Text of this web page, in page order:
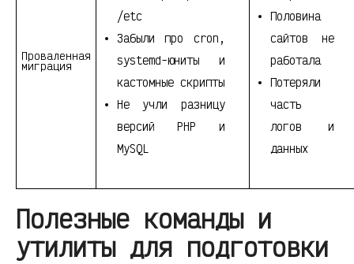
Проваленная
миграция
/etc
Забыли про cron,
systemd-юниты и
кастомные скрипты
Не учли разницу
версий PHP и
MySQL
Половина
сайтов не
работала
Потеряли
часть
логов и
данных
Полезные команды и
утилиты для подготовки